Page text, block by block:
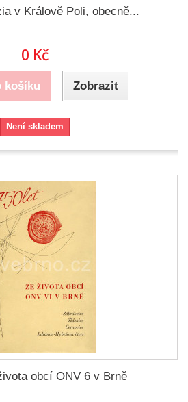
v Králově Poli, obecně...
0 Kč
košíku Zobrazit
Není skladem
obcí ONV 6 v Brně